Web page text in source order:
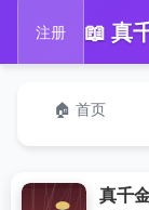
注册
🏠 首页
真千